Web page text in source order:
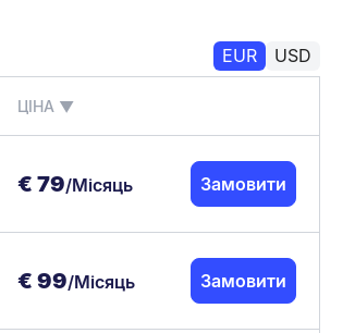
EUR USD
ЦІНА ▼
€ 79/Місяць Замовити
€ 99/Місяць Замовити